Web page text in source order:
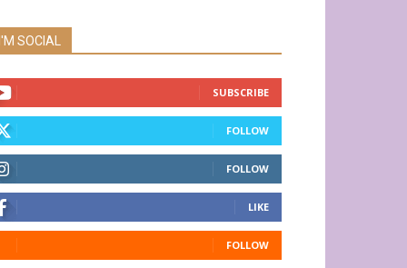
I'M SOCIAL
SUBSCRIBE
FOLLOW
FOLLOW
LIKE
FOLLOW